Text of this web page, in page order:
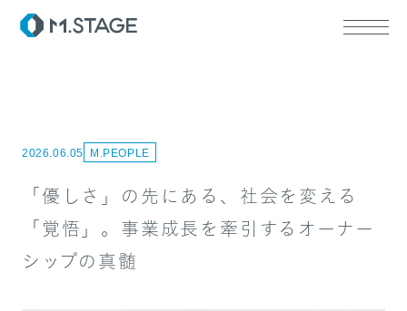
ABOUT TOP
代表挨拶
会社情報
SERVICE TOP
医療人材
2026.06.05 M.PEOPLE
「優しさ」の先にある、社会を変える
「覚悟」。事業成長を牽引するオーナー
シップの真髄